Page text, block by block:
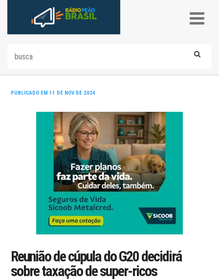
PUBLICADO EM 11 DE NOV DE 2024
Reunião de cúpula do G20 decidirá
sobre taxação de super-ricos